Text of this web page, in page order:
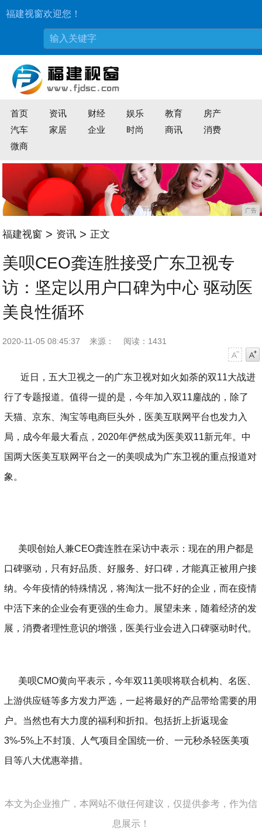
福建视窗欢迎您！
首页 资讯 财经 娱乐 教育
房产
汽车
家居 企业 时尚 商讯
消费
微商
广告
福建视窗 > 资讯 > 正文
美呗CEO龚连胜接受广东卫视专
访：坚定以用户口碑为中心 驱动医
美良性循环
2020-11-05 08:45:37 来源：
阅读：1431
近日 ，五大卫视之一的广东卫视对如火如荼的双11大战进
行了专题报道。值得一提的是，今年加入双11鏖战的，除了
天猫、京东、淘宝等电商巨头外，医美互联网平台也发力入
局，成今年最大看点， 2020年俨然成为医美双11新元年。中
国两大医美互联网平台之一的美呗成为广东卫视的重点报道对
象。
美呗创始人兼CEO龚连胜在采访中表示：现在的用户都是
口碑驱动，只有好品质 、好服务 、好口碑，才能真正被用户接
纳。今年疫情的特殊情况，将淘汰一批不好的企业，而在疫情
中活下来的企业会有更强的生命力。展望未来，随着经济的发
展，消费者理性意识的增强， 医美行业会进入口碑驱动时代。
美呗CMO黄向平表示，今年双11美呗将联合机构、名医、
上游供应链等多方发力严选，一起将最好的产品带给需要的用
户。当然也有大力度的福利和折扣。包括折上折返现金
3%-5%上不封顶、人气项目全国统一价、一元秒杀轻医美项
目等八大优惠举措。
本文为企业推广，本网站不做任何建议，仅提供参考，作为信
息展示！